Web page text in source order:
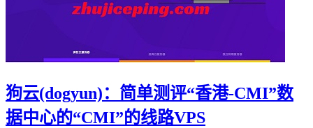
狗云(dogyun)：简单测评“香港-CMI”数
据中心的“CMI”的线路VPS